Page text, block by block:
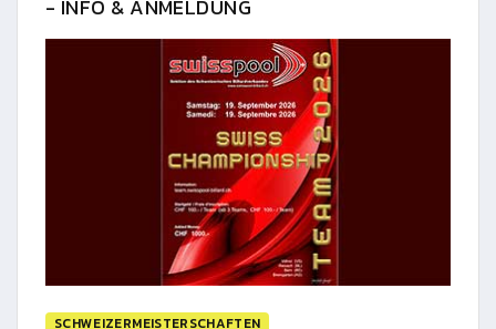
- INFO & ANMELDUNG
SCHWEIZERMEISTERSCHAFTEN